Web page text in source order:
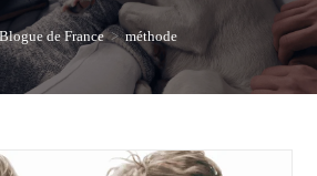
de France > méthode